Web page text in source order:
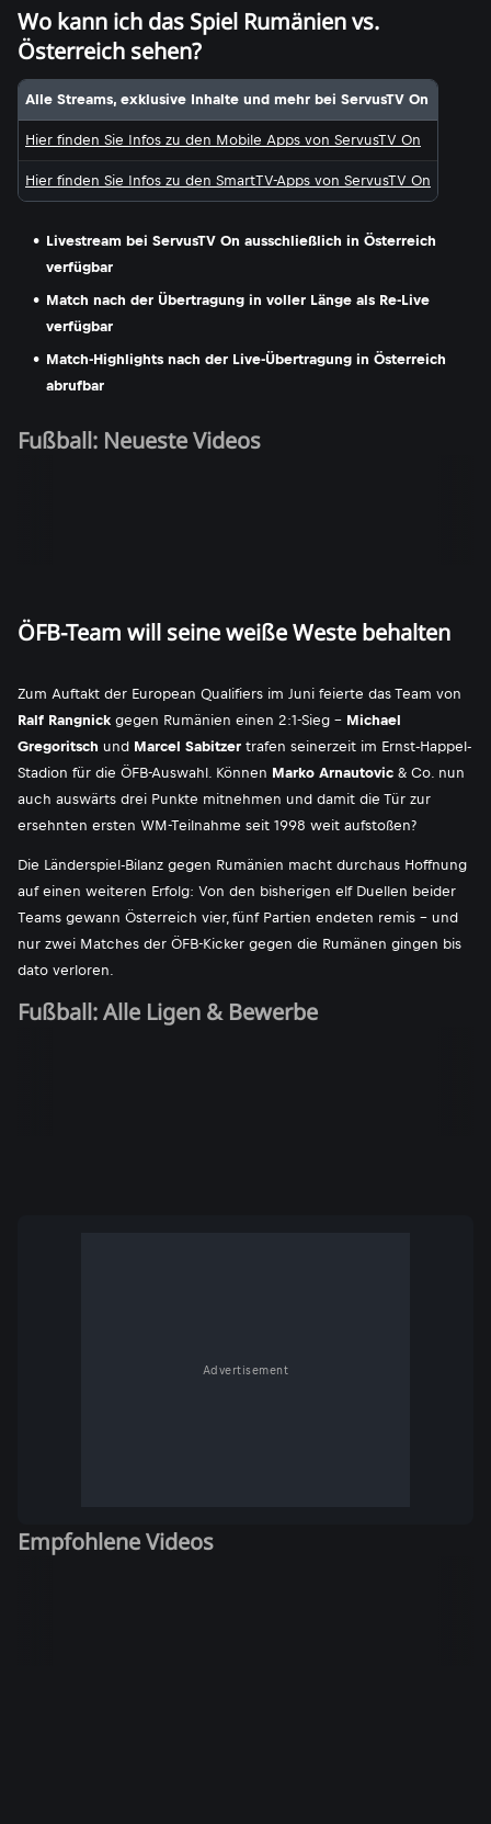
Wo kann ich das Spiel Rumänien vs.
Österreich sehen?
Alle Streams, exklusive Inhalte und mehr bei ServusTV On
Hier finden Sie Infos zu den Mobile Apps von ServusTV On
Hier finden Sie Infos zu den SmartTV-Apps von ServusTV On
Livestream bei ServusTV On ausschließlich in Österreich
verfügbar
Match nach der Übertragung in voller Länge als Re-Live
verfügbar
Match-Highlights nach der Live-Übertragung in Österreich
abrufbar
Fußball: Neueste Videos
ÖFB-Team will seine weiße Weste behalten
Zum Auftakt der European Qualifiers im Juni feierte das Team von
Ralf Rangnick gegen Rumänien einen 2:1-Sieg - Michael
Gregoritsch und Marcel Sabitzer trafen seinerzeit im Ernst-Happel-
Stadion für die ÖFB-Auswahl. Können Marko Arnautovic & Co. nun
auch auswärts drei Punkte mitnehmen und damit die Tür zur
ersehnten ersten WM-Teilnahme seit 1998 weit aufstoßen?
Die Länderspiel-Bilanz gegen Rumänien macht durchaus Hoffnung
auf einen weiteren Erfolg: Von den bisherigen elf Duellen beider
Teams gewann Österreich vier, fünf Partien endeten remis - und
nur zwei Matches der ÖFB-Kicker gegen die Rumänen gingen bis
dato verloren.
Fußball: Alle Ligen & Bewerbe
Advertisement
Empfohlene Videos